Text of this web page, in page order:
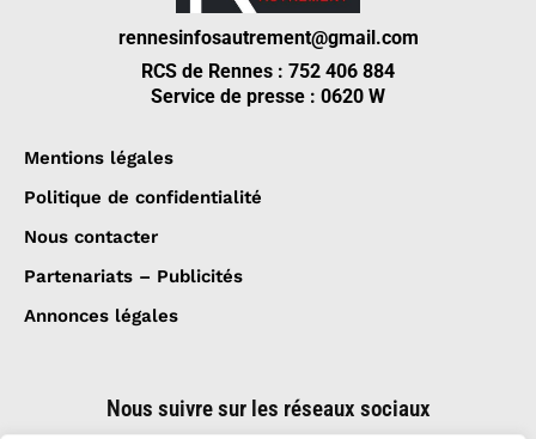
rennesinfosautrement@gmail.com
RCS de Rennes : 752 406 884
Service de presse : 0620 W
Mentions légales
Politique de confidentialité
Nous contacter
Partenariats – Publicités
Annonces légales
Nous suivre sur les réseaux sociaux